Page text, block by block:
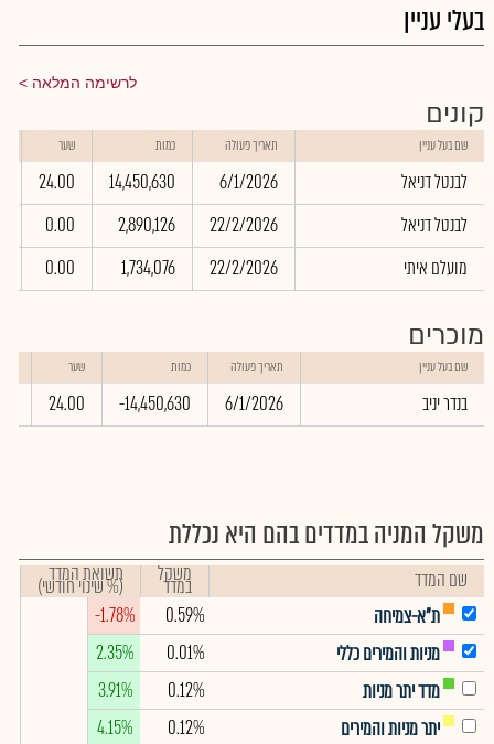
בעלי עניין
לרשימה המלאה
קונים
שם בעל עניין תאריך פעולה כמות שער
לבנטל דניאל 6/1/2026
14,450,630
24.00
לבנטל דניאל
22/2/2026
2,890,126
0.00
מועלם איתי
22/2/2026
1,734,076
0.00
מוכרים
שם בעל עניין תאריך פעולה כמות שער
בנדר יניב 6/1/2026
-14,450,630
24.00
משקל המניה במדדים בהם היא נכללת
שם המדד משקל
במדד תשואת המדד
(% שינוי חודשי)
ת"א-צמיחה
0.59%
-1.78%
מניות והמירים כללי
0.01%
2.35%
מדד יתר מניות
0.12%
3.91%
יתר מניות והמירים
0.12%
4.15%